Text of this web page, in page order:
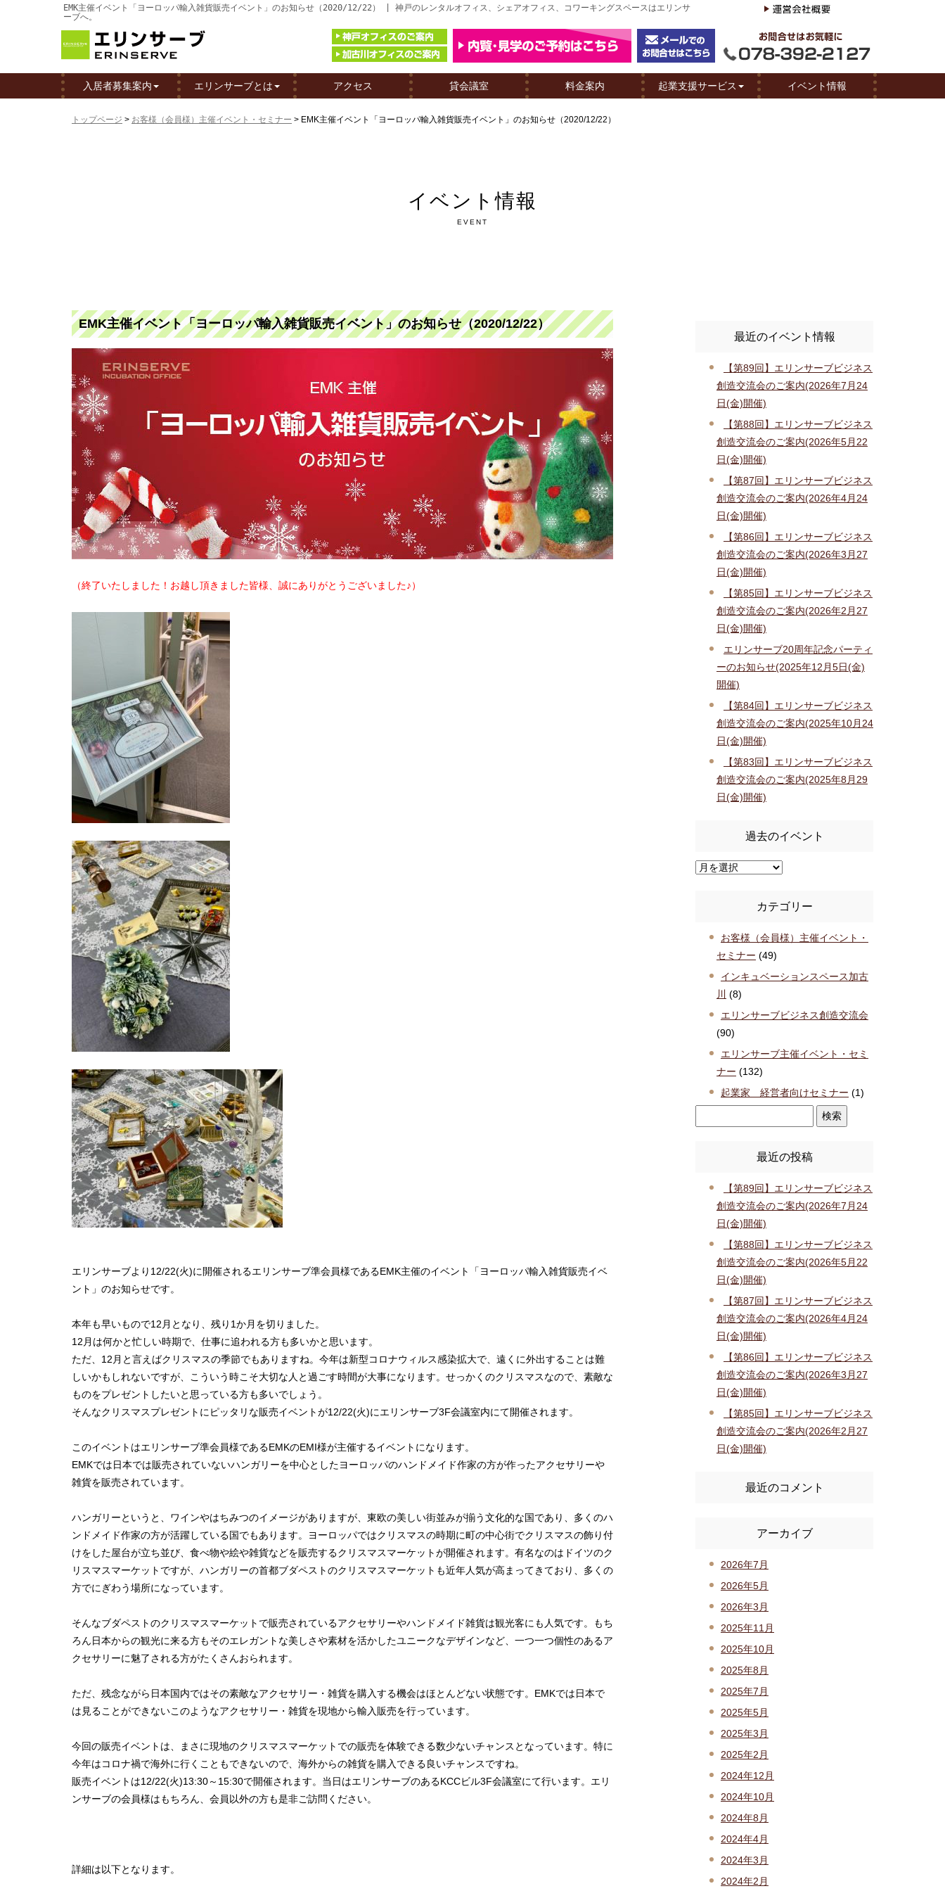
EMK主催イベント「ヨーロッパ輸入雑貨販売イベント」のお知らせ（2020/12/22） | 神戸のレンタルオフィス、シェアオフィス、コワーキングスペースはエリンサ
ーブへ。
入居者募集案内 エリンサーブとは アクセス 貸会議室 料金案内 起業支援サービス イベント情報
トップページ > お客様（会員様）主催イベント・セミナー > EMK主催イベント「ヨーロッパ輸入雑貨販売イベント」のお知らせ（2020/12/22）
イベント情報
EVENT
EMK主催イベント「ヨーロッパ輸入雑貨販売イベント」のお知らせ（2020/12/22）
（終了いたしました！お越し頂きました皆様、誠にありがとうございました♪）
エリンサーブより12/22(火)に開催されるエリンサーブ準会員様であるEMK主催のイベント「ヨーロッパ輸入雑貨販売イベ
ント」のお知らせです。
本年も早いもので12月となり、残り1か月を切りました。
12月は何かと忙しい時期で、仕事に追われる方も多いかと思います。
ただ、12月と言えばクリスマスの季節でもありますね。今年は新型コロナウィルス感染拡大で、遠くに外出することは難
しいかもしれないですが、こういう時こそ大切な人と過ごす時間が大事になります。せっかくのクリスマスなので、素敵な
ものをプレゼントしたいと思っている方も多いでしょう。
そんなクリスマスプレゼントにピッタリな販売イベントが12/22(火)にエリンサーブ3F会議室内にて開催されます。
このイベントはエリンサーブ準会員様であるEMKのEMI様が主催するイベントになります。
EMKでは日本では販売されていないハンガリーを中心としたヨーロッパのハンドメイド作家の方が作ったアクセサリーや
雑貨を販売されています。
ハンガリーというと、ワインやはちみつのイメージがありますが、東欧の美しい街並みが揃う文化的な国であり、多くのハ
ンドメイド作家の方が活躍している国でもあります。ヨーロッパではクリスマスの時期に町の中心街でクリスマスの飾り付
けをした屋台が立ち並び、食べ物や絵や雑貨などを販売するクリスマスマーケットが開催されます。有名なのはドイツのク
リスマスマーケットですが、ハンガリーの首都ブダペストのクリスマスマーケットも近年人気が高まってきており、多くの
方でにぎわう場所になっています。
そんなブダペストのクリスマスマーケットで販売されているアクセサリーやハンドメイド雑貨は観光客にも人気です。もち
ろん日本からの観光に来る方もそのエレガントな美しさや素材を活かしたユニークなデザインなど、一つ一つ個性のあるア
クセサリーに魅了される方がたくさんおられます。
ただ、残念ながら日本国内ではその素敵なアクセサリー・雑貨を購入する機会はほとんどない状態です。EMKでは日本で
は見ることができないこのようなアクセサリー・雑貨を現地から輸入販売を行っています。
今回の販売イベントは、まさに現地のクリスマスマーケットでの販売を体験できる数少ないチャンスとなっています。特に
今年はコロナ禍で海外に行くこともできないので、海外からの雑貨を購入できる良いチャンスですね。
販売イベントは12/22(火)13:30～15:30で開催されます。当日はエリンサーブのあるKCCビル3F会議室にて行います。エリ
ンサーブの会員様はもちろん、会員以外の方も是非ご訪問ください。
詳細は以下となります。
最近のイベント情報
【第89回】エリンサーブビジネス
創造交流会のご案内(2026年7月24
日(金)開催)
【第88回】エリンサーブビジネス
創造交流会のご案内(2026年5月22
日(金)開催)
【第87回】エリンサーブビジネス
創造交流会のご案内(2026年4月24
日(金)開催)
【第86回】エリンサーブビジネス
創造交流会のご案内(2026年3月27
日(金)開催)
【第85回】エリンサーブビジネス
創造交流会のご案内(2026年2月27
日(金)開催)
エリンサーブ20周年記念パーティ
ーのお知らせ(2025年12月5日(金)
開催)
【第84回】エリンサーブビジネス
創造交流会のご案内(2025年10月24
日(金)開催)
【第83回】エリンサーブビジネス
創造交流会のご案内(2025年8月29
日(金)開催)
過去のイベント
カテゴリー
お客様（会員様）主催イベント・
セミナー (49)
インキュベーションスペース加古
川
(8)
エリンサーブビジネス創造交流会
(90)
エリンサーブ主催イベント・セミ
ナー (132)
起業家 経営者向けセミナー (1)
最近の投稿
【第89回】エリンサーブビジネス
創造交流会のご案内(2026年7月24
日(金)開催)
【第88回】エリンサーブビジネス
創造交流会のご案内(2026年5月22
日(金)開催)
【第87回】エリンサーブビジネス
創造交流会のご案内(2026年4月24
日(金)開催)
【第86回】エリンサーブビジネス
創造交流会のご案内(2026年3月27
日(金)開催)
【第85回】エリンサーブビジネス
創造交流会のご案内(2026年2月27
日(金)開催)
最近のコメント
アーカイブ
2026年7月
2026年5月
2026年3月
2025年11月
2025年10月
2025年8月
2025年7月
2025年5月
2025年3月
2025年2月
2024年12月
2024年10月
2024年8月
2024年4月
2024年3月
2024年2月